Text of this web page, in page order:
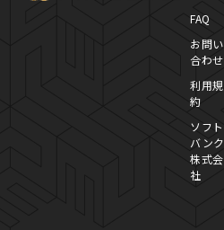
FAQ
お問い
合わせ
利用規
約
ソフト
バンク
株式会
社